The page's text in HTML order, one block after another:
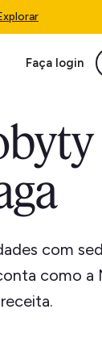
Faça login
com
como a